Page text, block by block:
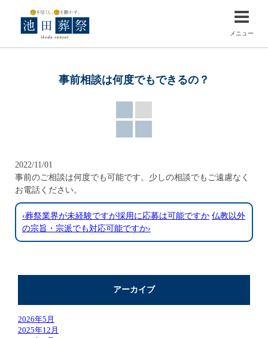
メニュー
事前相談は何度でもできるの？
2022/11/01
事前のご相談は何度でも可能です。少しの相談でもご遠慮なく
お電話ください。
‹葬祭業界が未経験ですが採用に応募は可能ですか 仏教以外
の宗旨・宗派でも対応可能ですか›
アーカイブ
2026年5月
2025年12月